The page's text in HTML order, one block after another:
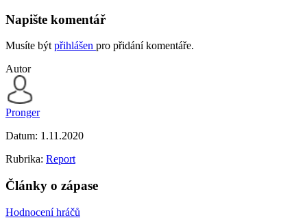
Napište komentář
Musíte býtpřihlášen pro přidání komentáře.
Autor
Pronger
Datum: 1.11.2020
Rubrika: Report
Články o zápase
Hodnocení hráčů